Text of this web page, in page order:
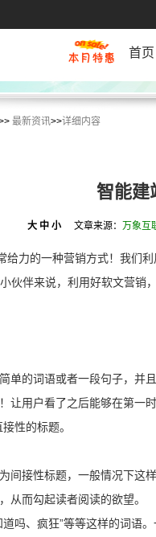
首页
最新资讯>>详细内容
智能建
大 中 小 文章来源： 万象互
给力的一种营销方式！我们
伙伴来说，利用好软文营销
单的词语或者一段句子，并
让用户看了之后能够在第一
性的标题。
间接性标题，一般情况下这
从而勾起读者阅读的欲望。
道吗、疯狂”等等这样的词语